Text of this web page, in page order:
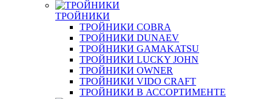
ТРОЙНИКИ
ТРОЙНИКИ COBRA
ТРОЙНИКИ DUNAEV
ТРОЙНИКИ GAMAKATSU
ТРОЙНИКИ LUCKY JOHN
ТРОЙНИКИ OWNER
ТРОЙНИКИ VIDO CRAFT
ТРОЙНИКИ В АССОРТИМЕНТЕ